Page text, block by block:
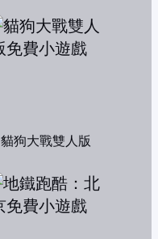
貓狗大戰雙人版